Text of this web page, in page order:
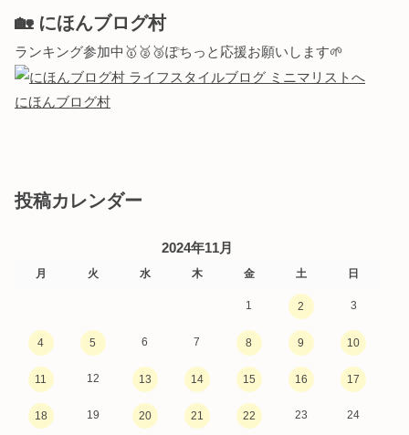
🏡 にほんブログ村
ランキング参加中🥇🥈🥉ぽちっと応援お願いします🌱
にほんブログ村
投稿カレンダー
2024年11月
月 火 水 木 金 土 日
1 2 3
4 5 6 7 8 9 10
11 12 13 14 15 16 17
18 19 20 21 22 23 24